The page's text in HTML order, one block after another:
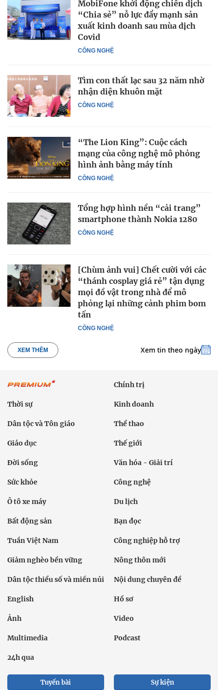
CÔNG NGHỆ
MobiFone khởi động chiến dịch
“Chia sẻ” nỗ lực đẩy mạnh sản
xuất kinh doanh sau mùa dịch
Covid
CÔNG NGHỆ
Tìm con thất lạc sau 32 năm nhờ
nhận diện khuôn mặt
CÔNG NGHỆ
“The Lion King”: Cuộc cách
mạng của công nghệ mô phỏng
hình ảnh bằng máy tính
CÔNG NGHỆ
Tổng hợp hình nền “cải trang”
smartphone thành Nokia 1280
CÔNG NGHỆ
[Chùm ảnh vui] Chết cười với các
“thánh cosplay giá rẻ” tận dụng
mọi đồ vật trong nhà để mô
phỏng lại những cảnh phim bom
tấn
XEM THÊM Xem tin theo ngày
Chính trị
Thời sự Kinh doanh
Dân tộc và Tôn giáo Thể thao
Giáo dục Thế giới
Đời sống Văn hóa - Giải trí
Sức khỏe Công nghệ
Ô tô xe máy Du lịch
Bất động sản Bạn đọc
Tuần Việt Nam Công nghiệp hỗ trợ
Giảm nghèo bền vững Nông thôn mới
Dân tộc thiểu số và miền núi Nội dung chuyên đề
English Hồ sơ
Ảnh Video
Multimedia Podcast
24h qua
Tuyến bài Sự kiện